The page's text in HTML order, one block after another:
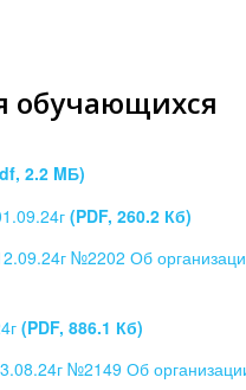
обучающихся
2.2 MБ)
(PDF, 260.2 Кб)
№2202 Об
(PDF, 886.1 Кб)
№2149 Об